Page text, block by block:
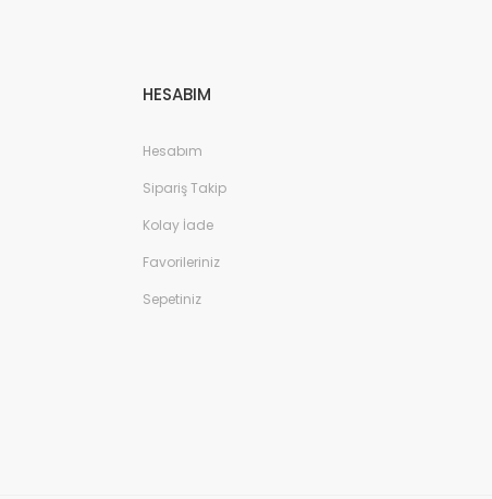
HESABIM
Hesabım
Sipariş Takip
Kolay İade
Favorileriniz
Sepetiniz